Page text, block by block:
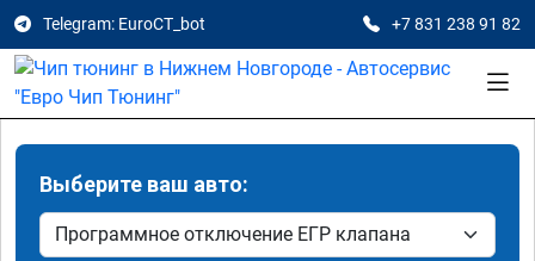
Telegram: EuroCT_bot +7 831 238 91 82
Выберите ваш авто: